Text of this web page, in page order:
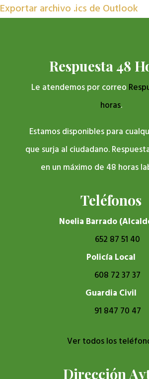
Exportar archivo .ics de Outlook
Respuesta 48
Le atendemos por correo
horas.
Estamos disponibles para
que surja al ciudadano.
en un máximo de 48 horas
Teléfonos
Noelia Barrado
652 87 51 40
Policía Local
608 72 37 37
Guardia Civil
91 847 70 47
Ver todos los
Dirección